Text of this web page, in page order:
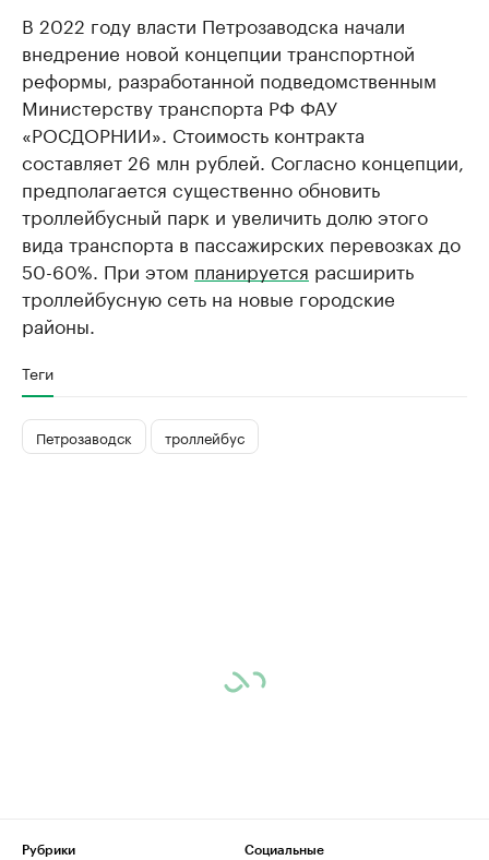
В 2022 году власти Петрозаводска начали
внедрение новой концепции транспортной
реформы, разработанной подведомственным
Министерству транспорта РФ ФАУ
«РОСДОРНИИ». Стоимость контракта
составляет 26 млн рублей. Согласно концепции,
предполагается существенно обновить
троллейбусный парк и увеличить долю этого
вида транспорта в пассажирских перевозках до
50-60%. При этом планируется расширить
троллейбусную сеть на новые городские
районы.
Теги
Петрозаводск троллейбус
Рубрики
Социальные